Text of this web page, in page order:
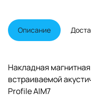
Описание
Накладная
встраиваемой
Profile AIM7